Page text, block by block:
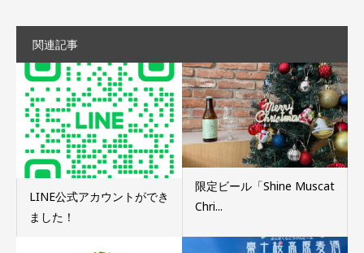
関連記事
LINE公式アカウントができ
ました！
限定ビール「Shine Muscat
Chri...